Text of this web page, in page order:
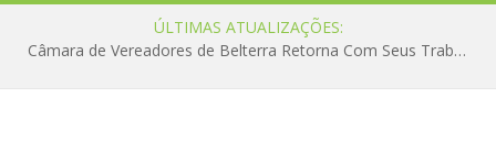
ÚLTIMAS ATUALIZAÇÕES:
Câmara de Vereadores de Belterra Retorna Com Seus Trabalhos Legislativos